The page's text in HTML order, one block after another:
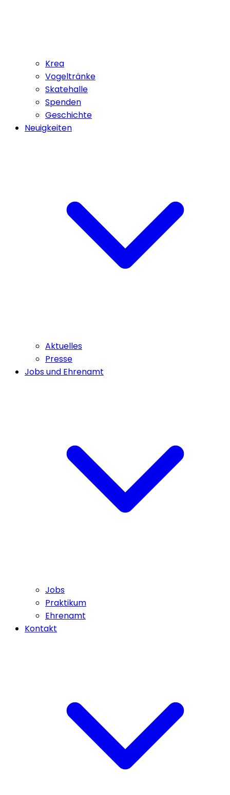
Krea
Vogeltränke
Skatehalle
Spenden
Geschichte
Neuigkeiten
Aktuelles
Presse
Jobs und Ehrenamt
Jobs
Praktikum
Ehrenamt
Kontakt